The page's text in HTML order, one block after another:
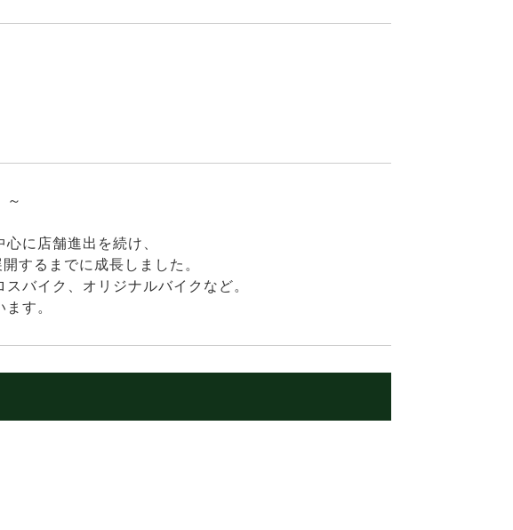
～
に店舗進出を続け、
するまでに成長しました。
バイク、オリジナルバイクなど。
す。